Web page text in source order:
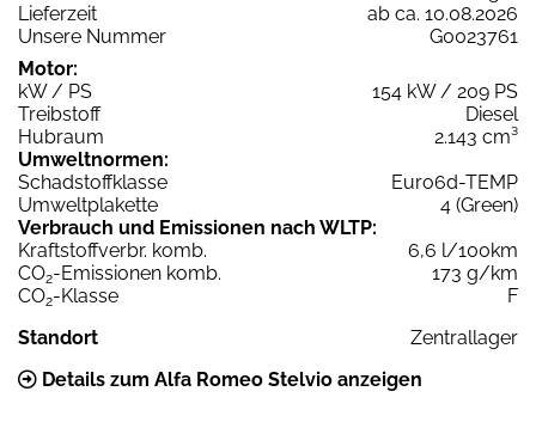
Lieferzeit
ab ca. 10.08.2026
Unsere Nummer
G0023761
Motor:
kW / PS
154 kW / 209 PS
Treibstoff
Diesel
Hubraum
2.143 cm³
Umweltnormen:
Schadstoffklasse
Euro6d-TEMP
Umweltplakette
4 (Green)
Verbrauch und Emissionen nach WLTP:
Kraftstoffverbr. komb.
6,6 l/100km
CO2-Emissionen komb.
173 g/km
CO2-Klasse
F
Standort
Zentrallager
Details zum Alfa Romeo Stelvio anzeigen